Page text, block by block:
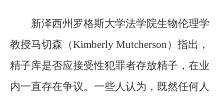
新泽西州罗格斯大学法学院生物伦理学
教授马切森（Kimberly Mutcherson）指出，
精子库是否应接受性犯罪者存放精子，在业
内一直存在争议。一些人认为，既然任何人